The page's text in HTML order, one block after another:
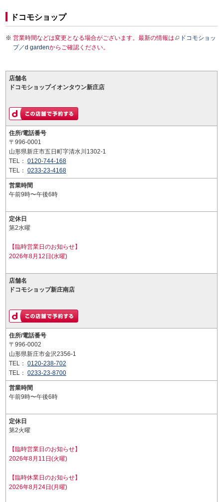
ドコモショップ
営業時間などは変更となる場合がございます。最新の情報は
ドコモショッ
プ／d gardenからご確認ください。
店舗名
ドコモショップイオンタウン新庄店
住所/電話番号
〒996-0001
山形県新庄市五日町字清水川1302-1
TEL： 0120-744-168
TEL： 0233-23-4168
営業時間
午前9時〜午後6時
定休日
第2水曜
【臨時営業日のお知らせ】
2026年8月12日(水曜)
店舗名
ドコモショップ新庄南店
住所/電話番号
〒996-0002
山形県新庄市金沢2356-1
TEL： 0120-238-702
TEL： 0233-23-8700
営業時間
午前9時〜午後6時
定休日
第2火曜
【臨時営業日のお知らせ】
2026年8月11日(火曜)
【臨時休業日のお知らせ】
2026年8月24日(月曜)